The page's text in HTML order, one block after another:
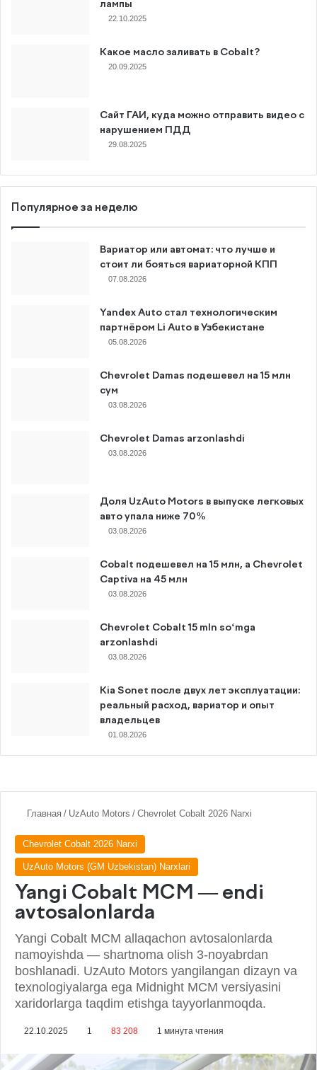
лампы
22.10.2025
Какое масло заливать в Cobalt?
20.09.2025
Сайт ГАИ, куда можно отправить видео с
нарушением ПДД
29.08.2025
Популярное за неделю
Вариатор или автомат: что лучше и
стоит ли бояться вариаторной КПП
07.08.2026
Yandex Auto стал технологическим
партнёром Li Auto в Узбекистане
05.08.2026
Chevrolet Damas подешевел на 15 млн
сум
03.08.2026
Chevrolet Damas arzonlashdi
03.08.2026
Доля UzAuto Motors в выпуске легковых
авто упала ниже 70%
03.08.2026
Cobalt подешевел на 15 млн, а Chevrolet
Captiva на 45 млн
03.08.2026
Chevrolet Cobalt 15 mln so‘mga
arzonlashdi
03.08.2026
Kia Sonet после двух лет эксплуатации:
реальный расход, вариатор и опыт
владельцев
01.08.2026